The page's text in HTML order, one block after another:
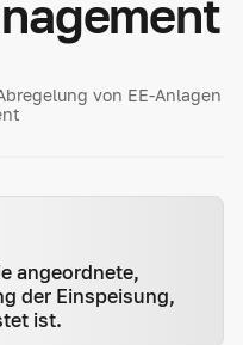
von EE-Anlagen
angeordnete,
der Einspeisung,
ist.